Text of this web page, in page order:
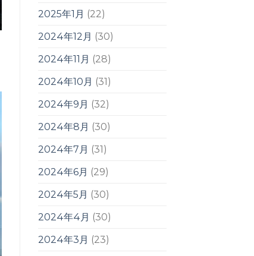
2025年1月 (22)
2024年12月 (30)
2024年11月 (28)
2024年10月 (31)
2024年9月 (32)
2024年8月 (30)
2024年7月 (31)
2024年6月 (29)
2024年5月 (30)
2024年4月 (30)
2024年3月 (23)